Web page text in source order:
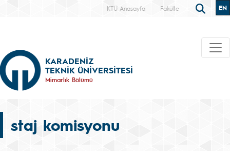
KTÜ Anasayfa Fakülte EN
KARADENİZ
TEKNİK ÜNİVERSİTESİ
Mimarlık Bölümü
staj komisyonu